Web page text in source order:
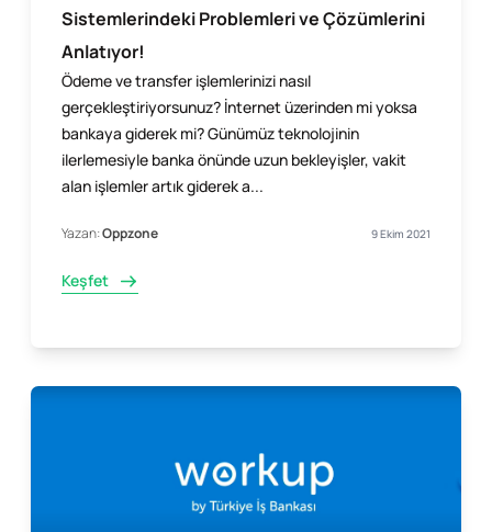
Sistemlerindeki Problemleri ve Çözümlerini
Anlatıyor!
Ödeme ve transfer işlemlerinizi nasıl
gerçekleştiriyorsunuz? İnternet üzerinden mi yoksa
bankaya giderek mi? Günümüz teknolojinin
ilerlemesiyle banka önünde uzun bekleyişler, vakit
alan işlemler artık giderek a...
Yazan:Oppzone 9 Ekim 2021
Keşfet